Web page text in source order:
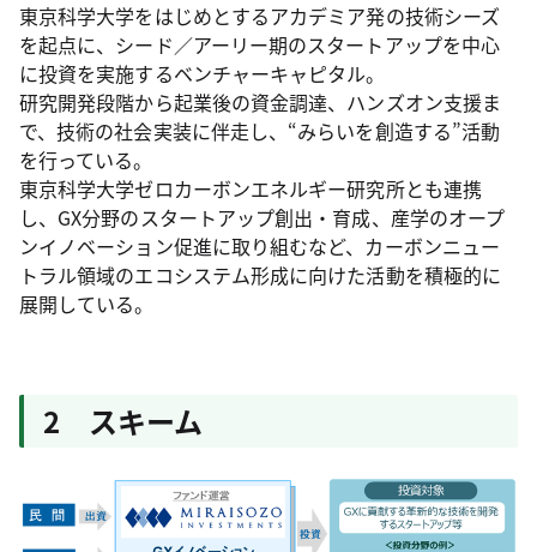
東京科学大学をはじめとするアカデミア発の技術シーズ
を起点に、シード／アーリー期のスタートアップを中心
に投資を実施するベンチャーキャピタル。
研究開発段階から起業後の資金調達、ハンズオン支援ま
で、技術の社会実装に伴走し、“みらいを創造する”活動
を行っている。
東京科学大学ゼロカーボンエネルギー研究所とも連携
し、GX分野のスタートアップ創出・育成、産学のオープ
ンイノベーション促進に取り組むなど、カーボンニュー
トラル領域のエコシステム形成に向けた活動を積極的に
展開している。
2 スキーム